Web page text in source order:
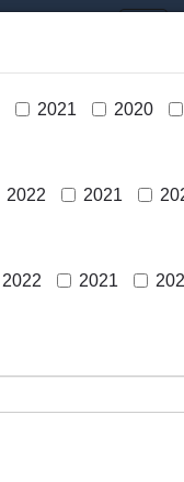
2021
2020
2022 2021
2022 2021